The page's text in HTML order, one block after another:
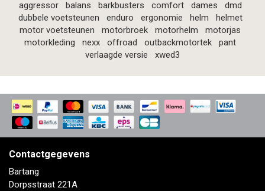
aggressor
balans barkbusters comfort dames
dmd
dubbele voetsteunen
enduro ergonomie helm
helmet
motor voetsteunen
motorbroek motorhelm
motorjas
motorkleding
nexx offroad outbackmotortek
pant
verlaagde versie
xwed3
Contactgegevens
Bartang
Dorpsstraat 221A